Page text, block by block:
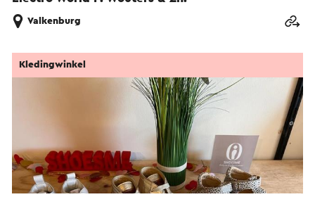
Valkenburg
Kledingwinkel